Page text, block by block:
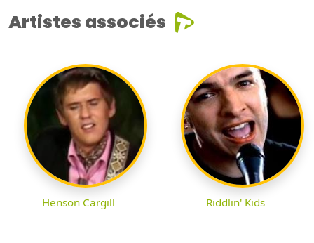
Artistes associés
Henson Cargill Riddlin' Kids